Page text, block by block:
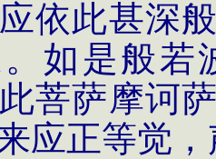
依此甚深
如是般若
菩萨摩诃
应正等觉